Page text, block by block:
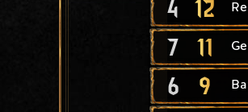
4 12
7 11
6 9